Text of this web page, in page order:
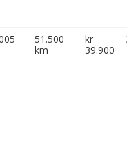
51.500
km
kr
39.900